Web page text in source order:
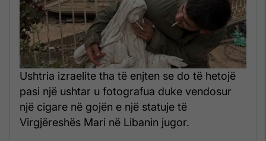
Ushtria izraelite tha të enjten se do të hetojë
pasi një ushtar u fotografua duke vendosur
një cigare në gojën e një statuje të
Virgjëreshës Mari në Libanin jugor.